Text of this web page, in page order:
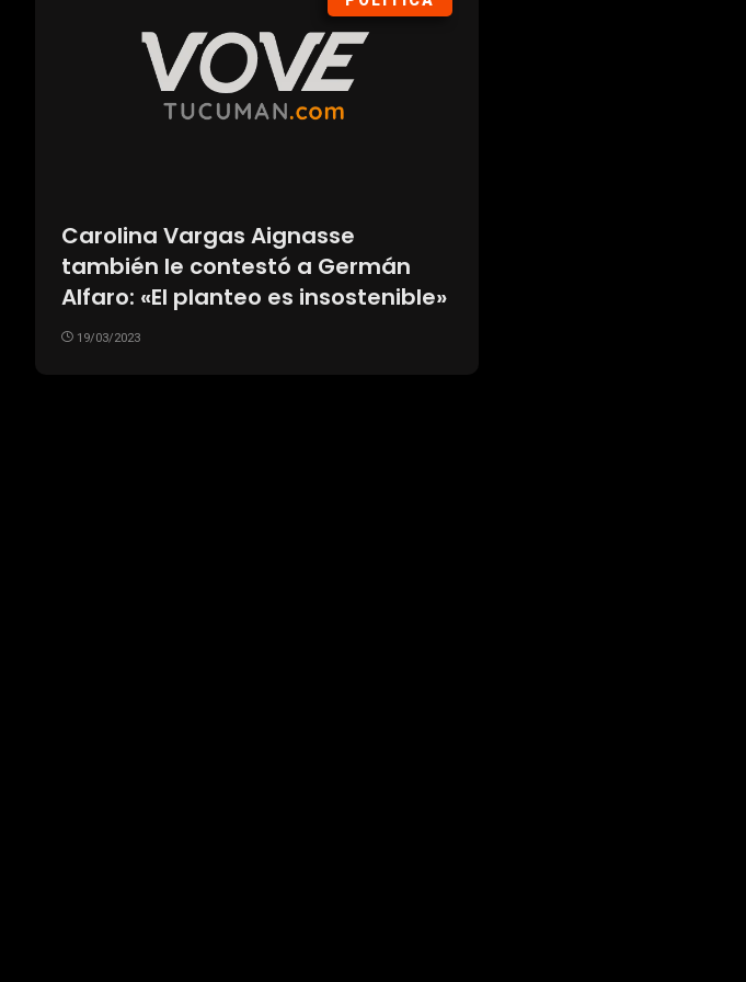
Carolina Vargas Aignasse
también le contestó a Germán
Alfaro: «El planteo es insostenible»
19/03/2023